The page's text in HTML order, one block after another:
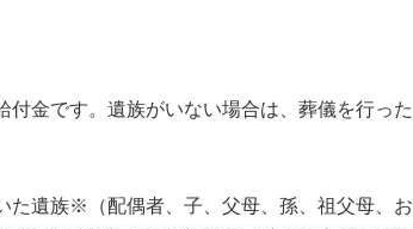
金です。遺族がいない場合は、葬儀を行った
た遺族※（配偶者、子、父母、孫、祖父母、お